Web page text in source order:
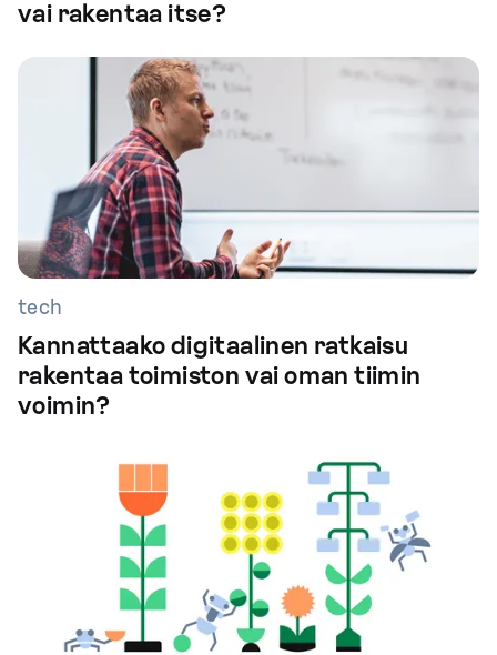
vai rakentaa itse?
tech
Kannattaako digitaalinen ratkaisu
rakentaa toimiston vai oman tiimin
voimin?